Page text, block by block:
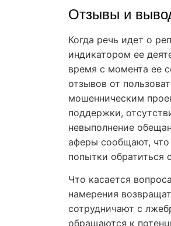
Отзывы и
Когда речь идет о
индикатором ее
время с момента ее
отзывов от
мошенническим
поддержки,
невыполнение
аферы сообщают, что
попытки обратиться
Что касается
намерения
сотрудничают с
обращаются к